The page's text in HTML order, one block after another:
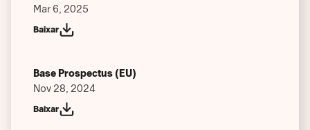
Mar 6, 2025
Baixar
Base Prospectus (EU)
Nov 28, 2024
Baixar